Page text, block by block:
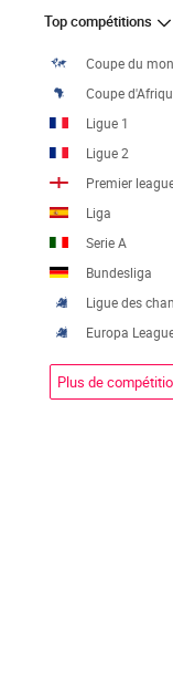
Top compétitions
Coupe du
Coupe
Ligue 1
Ligue 2
Premier
Liga
Serie A
Bundesliga
Ligue des
Europa
Plus de